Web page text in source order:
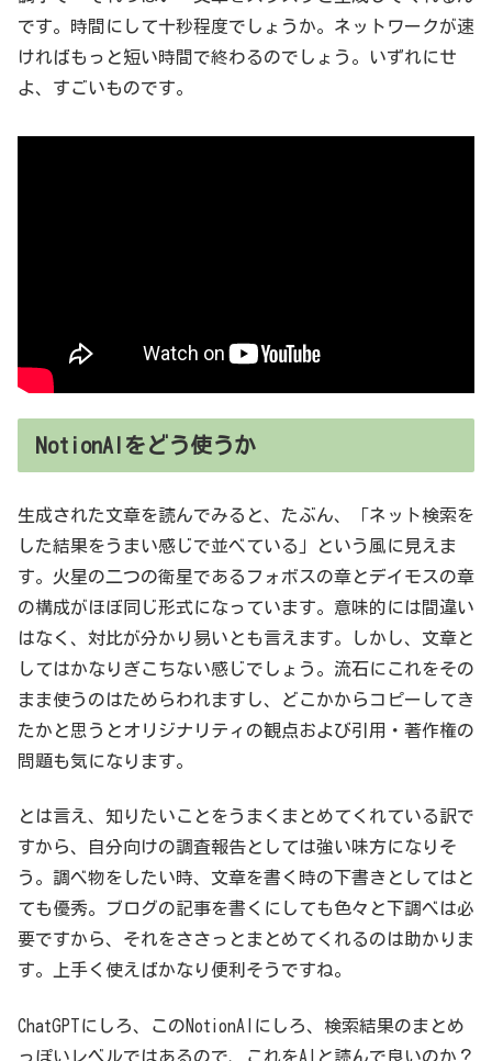
です。時間にして十秒程度でしょうか。ネットワークが速
ければもっと短い時間で終わるのでしょう。いずれにせ
よ、すごいものです。
NotionAIをどう使うか
生成された文章を読んでみると、たぶん、「ネット検索を
した結果をうまい感じで並べている」という風に見えま
す。火星の二つの衛星であるフォボスの章とデイモスの章
の構成がほぼ同じ形式になっています。意味的には間違い
はなく、対比が分かり易いとも言えます。しかし、文章と
してはかなりぎこちない感じでしょう。流石にこれをその
まま使うのはためらわれますし、どこかからコピーしてき
たかと思うとオリジナリティの観点および引用・著作権の
問題も気になります。
とは言え、知りたいことをうまくまとめてくれている訳で
すから、自分向けの調査報告としては強い味方になりそ
う。調べ物をしたい時、文章を書く時の下書きとしてはと
ても優秀。ブログの記事を書くにしても色々と下調べは必
要ですから、それをささっとまとめてくれるのは助かりま
す。上手く使えばかなり便利そうですね。
ChatGPTにしろ、このNotionAIにしろ、検索結果のまとめ
っぽいレベルではあるので、これをAIと読んで良いのか？